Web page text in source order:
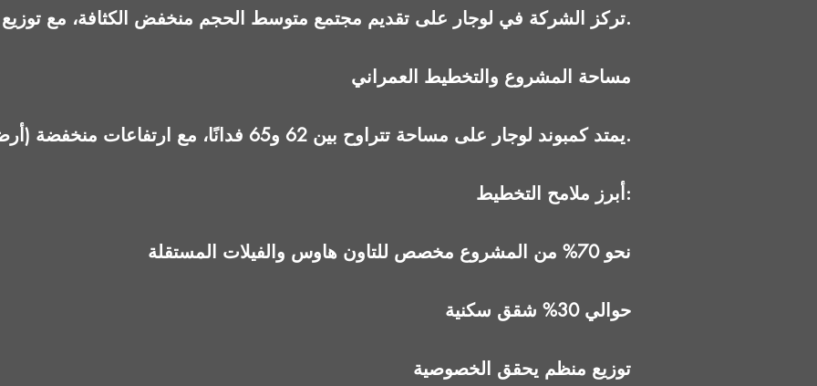
تركز الشركة في لوجار على تقديم مجتمع متوسط الحجم منخفض الكثافة، مع توزيع متوازن بين الفيلات والشقق.
مساحة المشروع والتخطيط العمراني
يمتد كمبوند لوجار على مساحة تتراوح بين 62 و65 فدانًا، مع ارتفاعات منخفضة (أرضي + 3 أدوار).
أبرز ملامح التخطيط:
نحو 70% من المشروع مخصص للتاون هاوس والفيلات المستقلة
حوالي 30% شقق سكنية
توزيع منظم يحقق الخصوصية